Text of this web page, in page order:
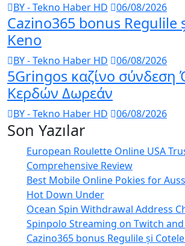
BY - Tekno Haber HD 06/08/2026
Cazino365 bonus Regulile
Keno
BY - Tekno Haber HD 06/08/2026
5Gringos καζίνο σύνδεση
Κερδών Δωρεάν
BY - Tekno Haber HD 06/08/2026
Son Yazılar
European Roulette Online USA
Comprehensive Review
Best Mobile Online Pokies for
Hot Down Under
Ocean Spin Withdrawal Address
Spinpolo Streaming on Twitch and
Cazino365 bonus Regulile și